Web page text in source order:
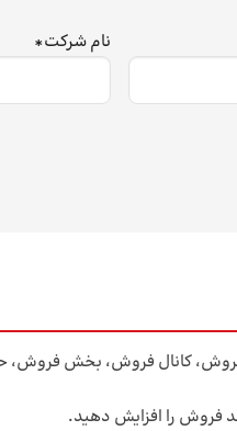
نام شرکت*
کانال فروش، بخش فروش،
فروش را افزایش دهید.